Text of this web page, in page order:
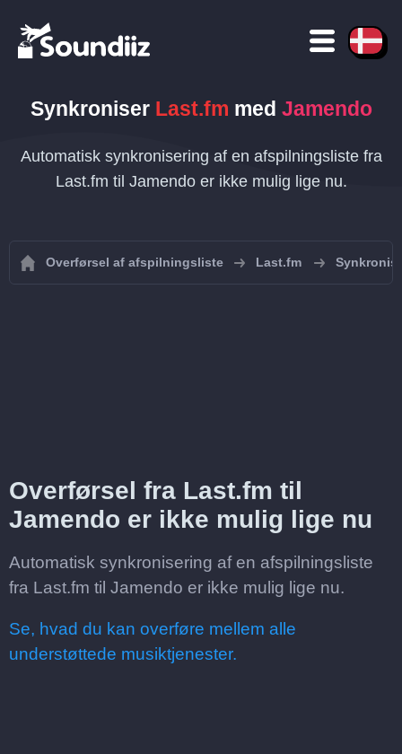
Synkroniser Last.fm med Jamendo
Automatisk synkronisering af en afspilningsliste fra
Last.fm til Jamendo er ikke mulig lige nu.
Overførsel af afspilningsliste Last.fm
Overførsel fra Last.fm til
Jamendo er ikke mulig lige nu
Automatisk synkronisering af en afspilningsliste
fra Last.fm til Jamendo er ikke mulig lige nu.
Se, hvad du kan overføre mellem alle
understøttede musiktjenester.